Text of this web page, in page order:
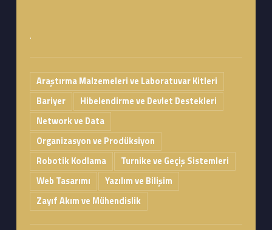
.
Araştırma Malzemeleri ve Laboratuvar Kitleri
Bariyer
Hibelendirme ve Devlet Destekleri
Network ve Data
Organizasyon ve Prodüksiyon
Robotik Kodlama
Turnike ve Geçiş Sistemleri
Web Tasarımı
Yazılım ve Bilişim
Zayıf Akım ve Mühendislik